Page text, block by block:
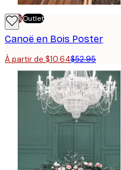
-70%Outlet
Canoë en Bois Poster
À partir de $10.64$52.95